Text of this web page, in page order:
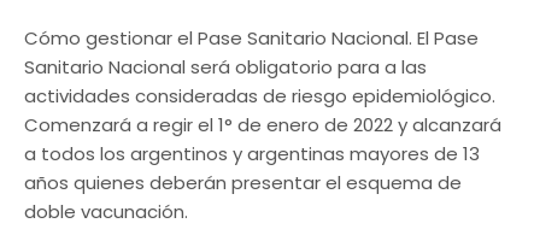
Cómo gestionar el Pase Sanitario Nacional. El Pase
Sanitario Nacional será obligatorio para a las
actividades consideradas de riesgo epidemiológico.
Comenzará a regir el 1° de enero de 2022 y alcanzará
a todos los argentinos y argentinas mayores de 13
años quienes deberán presentar el esquema de
doble vacunación.